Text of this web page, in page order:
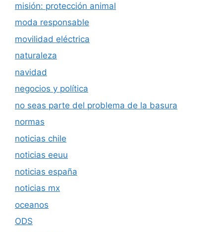
misión: protección animal
moda responsable
movilidad eléctrica
naturaleza
navidad
negocios y política
no seas parte del problema de la basura
normas
noticias chile
noticias eeuu
noticias españa
noticias mx
oceanos
ODS